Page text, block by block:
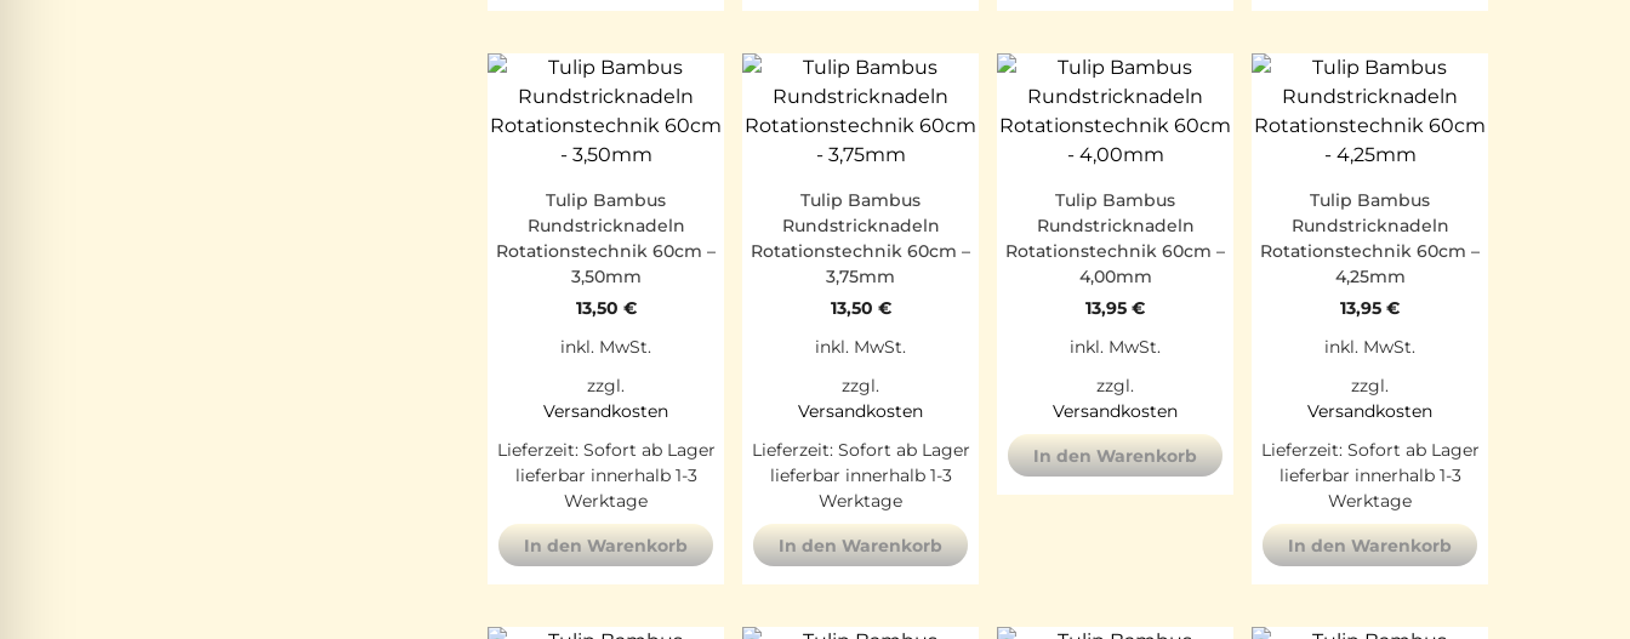
Tulip Bambus
Rundstricknadeln
Rotationstechnik 60cm –
3,50mm
13,50 €
inkl. MwSt.
zzgl.
Versandkosten
Lieferzeit: Sofort ab Lager
lieferbar innerhalb 1-3
Werktage
In den Warenkorb
Tulip Bambus
Rundstricknadeln
Rotationstechnik 60cm –
3,75mm
13,50 €
inkl. MwSt.
zzgl.
Versandkosten
Lieferzeit: Sofort ab Lager
lieferbar innerhalb 1-3
Werktage
In den Warenkorb
Tulip Bambus
Rundstricknadeln
Rotationstechnik 60cm –
4,00mm
13,95 €
inkl. MwSt.
zzgl.
Versandkosten
In den Warenkorb
Tulip Bambus
Rundstricknadeln
Rotationstechnik 60cm –
4,25mm
13,95 €
inkl. MwSt.
zzgl.
Versandkosten
Lieferzeit: Sofort ab Lager
lieferbar innerhalb 1-3
Werktage
In den Warenkorb